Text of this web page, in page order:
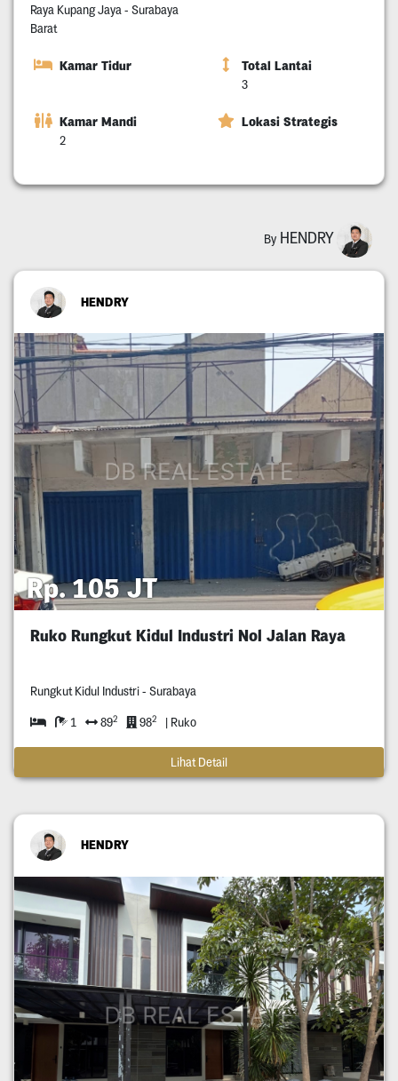
Raya Kupang Jaya - Surabaya
Barat
Kamar Tidur Total Lantai
3
Kamar Mandi
2
Lokasi Strategis
By HENDRY
HENDRY
Rp. 105 JT
Ruko Rungkut Kidul Industri Nol Jalan Raya
Rungkut Kidul Industri - Surabaya
1 892 982 | Ruko
Lihat Detail
HENDRY